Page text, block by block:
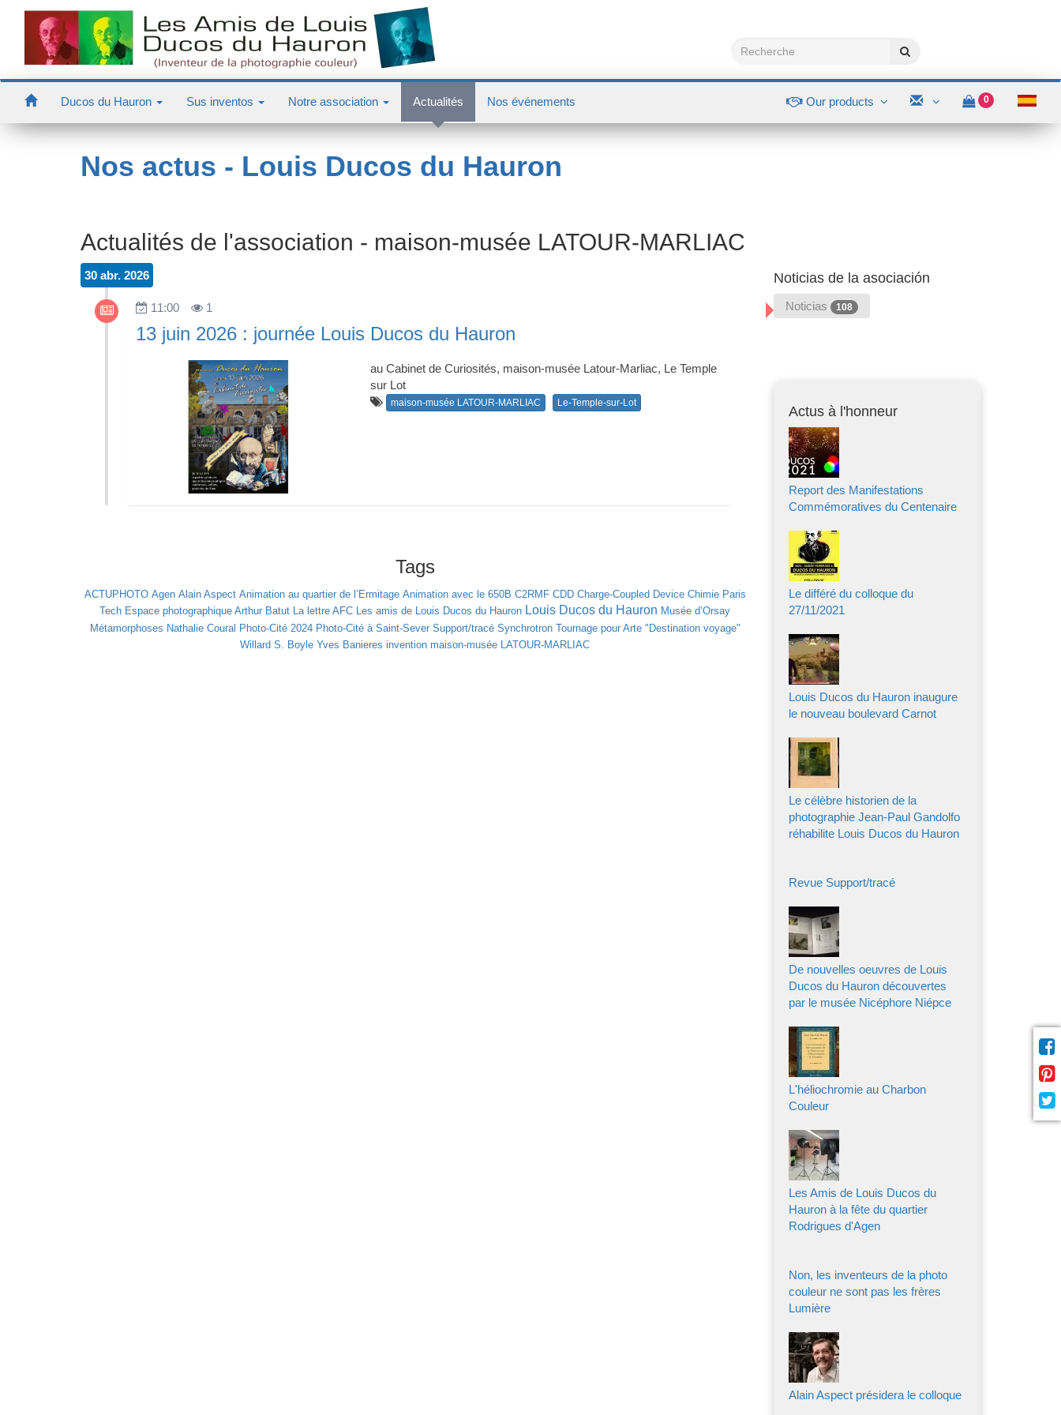
Ducos du Hauron Sus inventos Notre association Actualités Nos événements Our products 0
Nos actus - Louis Ducos du Hauron
Actualités de l'association - maison-musée LATOUR-MARLIAC
30 abr. 2026
11:00 1
13 juin 2026 : journée Louis Ducos du Hauron
au Cabinet de Curiosités, maison-musée Latour-Marliac, Le Temple
sur Lot
maison-musée LATOUR-MARLIAC Le-Temple-sur-Lot
Tags
ACTUPHOTO Agen Alain Aspect Animation au quartier de l’Ermitage Animation avec le 650B C2RMF CDD Charge-Coupled Device Chimie Paris
Tech Espace photographique Arthur Batut La lettre AFC Les amis de Louis Ducos du Hauron Louis Ducos du Hauron Musée d’Orsay
Métamorphoses Nathalie Coural Photo-Cité 2024 Photo-Cité à Saint-Sever Support/tracé Synchrotron Tournage pour Arte "Destination voyage"
Willard S. Boyle Yves Banieres invention maison-musée LATOUR-MARLIAC
Noticias de la asociación
Noticias 108
Actus à l'honneur
Report des Manifestations
Commémoratives du Centenaire
Le différé du colloque du
27/11/2021
Louis Ducos du Hauron inaugure
le nouveau boulevard Carnot
Le célèbre historien de la
photographie Jean-Paul Gandolfo
réhabilite Louis Ducos du Hauron
Revue Support/tracé
De nouvelles oeuvres de Louis
Ducos du Hauron découvertes
par le musée Nicéphore Niépce
L'héliochromie au Charbon
Couleur
Les Amis de Louis Ducos du
Hauron à la fête du quartier
Rodrigues d'Agen
Non, les inventeurs de la photo
couleur ne sont pas les frères
Lumière
Alain Aspect présidera le colloque